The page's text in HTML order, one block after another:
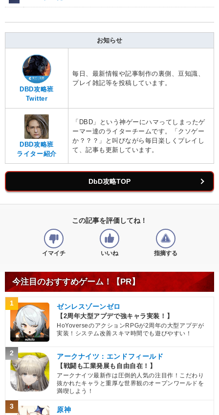
お知らせ
DBD攻略班
Twitter
毎日、最新情報や記事制作の裏側、豆知識、
プレイ雑記等を投稿しています。
DBD攻略班
ライター紹介
「DBD」という神ゲーにハマってしまったゲ
ーマー達のライターチームです。「クソゲー
か？？？」と叫びながら毎日楽しくプレイし
て、記事も更新しています。
DbD攻略TOP
この記事を評価してね！
イマイチ いいね 指摘する
今注目のおすすめゲーム！【PR】
1 ゼンレスゾーンゼロ
【2周年大型アプデで強キャラ実装！】
HoYoverseのアクションRPGが2周年の大型アプデが
実装！システム改善スキマ時間でも遊びやすい！
2 アークナイツ：エンドフィールド
【戦闘も工業発展も自由自在！】
アークナイツ最新作は圧倒的人気の注目作！こだわり
抜かれたキャラと重厚な世界観のオープンワールドを
満喫しよう！
3 原神